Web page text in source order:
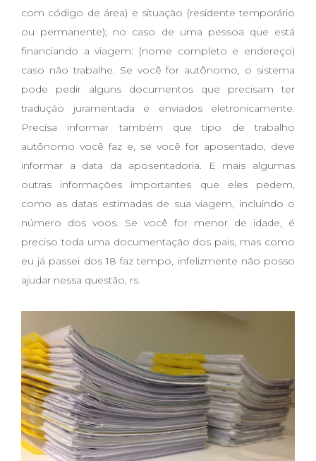
com código de área) e situação (residente temporário
ou permanente); no caso de uma pessoa que está
financiando a viagem: (nome completo e endereço)
caso não trabalhe. Se você for autônomo, o sistema
pode pedir alguns documentos que precisam ter
tradução juramentada e enviados eletronicamente.
Precisa informar também que tipo de trabalho
autônomo você faz e, se você for aposentado, deve
informar a data da aposentadoria. E mais algumas
outras informações importantes que eles pedem,
como as datas estimadas de sua viagem, incluindo o
número dos voos. Se você for menor de idade, é
preciso toda uma documentação dos pais, mas como
eu já passei dos 18 faz tempo, infelizmente não posso
ajudar nessa questão, rs.